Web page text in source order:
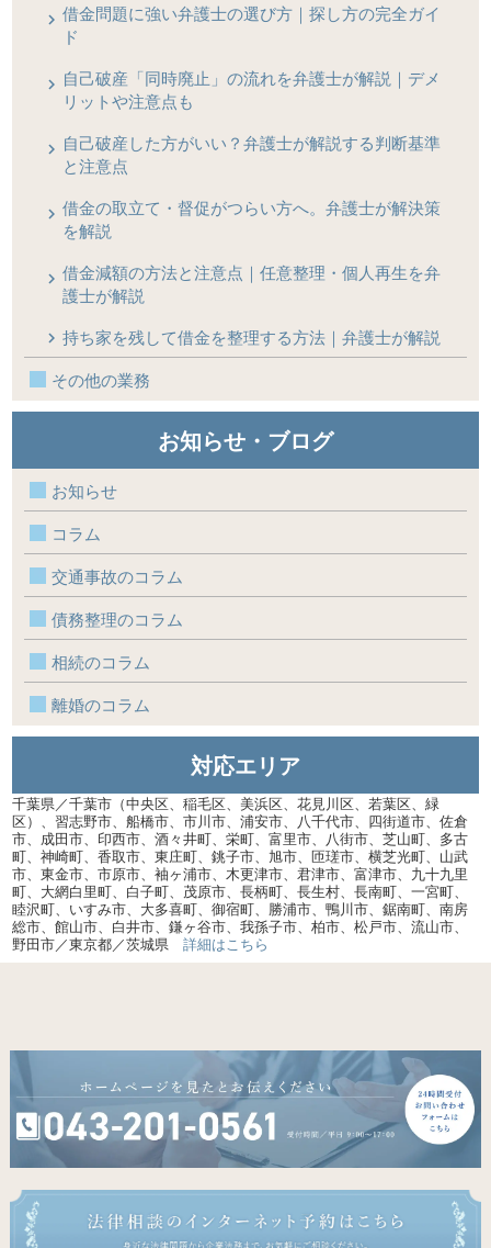
借金問題に強い弁護士の選び方｜探し方の完全ガイ
ド
自己破産「同時廃止」の流れを弁護士が解説｜デメ
リットや注意点も
自己破産した方がいい？弁護士が解説する判断基準
と注意点
借金の取立て・督促がつらい方へ。弁護士が解決策
を解説
借金減額の方法と注意点｜任意整理・個人再生を弁
護士が解説
持ち家を残して借金を整理する方法｜弁護士が解説
その他の業務
お知らせ・ブログ
お知らせ
コラム
交通事故のコラム
債務整理のコラム
相続のコラム
離婚のコラム
対応エリア
千葉県／千葉市（中央区、稲毛区、美浜区、花見川区、若葉区、緑
区）、習志野市、船橋市、市川市、浦安市、八千代市、四街道市、佐倉
市、成田市、印西市、酒々井町、栄町、富里市、八街市、芝山町、多古
町、神崎町、香取市、東庄町、銚子市、旭市、匝瑳市、横芝光町、山武
市、東金市、市原市、袖ヶ浦市、木更津市、君津市、富津市、九十九里
町、大網白里町、白子町、茂原市、長柄町、長生村、長南町、一宮町、
睦沢町、いすみ市、大多喜町、御宿町、勝浦市、鴨川市、鋸南町、南房
総市、館山市、白井市、鎌ヶ谷市、我孫子市、柏市、松戸市、流山市、
野田市／東京都／茨城県詳細はこちら